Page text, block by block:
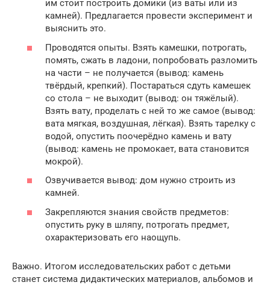
им стоит построить домики (из ваты или из
камней). Предлагается провести эксперимент и
выяснить это.
Проводятся опыты. Взять камешки, потрогать,
помять, сжать в ладони, попробовать разломить
на части – не получается (вывод: камень
твёрдый, крепкий). Постараться сдуть камешек
со стола – не выходит (вывод: он тяжёлый).
Взять вату, проделать с ней то же самое (вывод:
вата мягкая, воздушная, лёгкая). Взять тарелку с
водой, опустить поочерёдно камень и вату
(вывод: камень не промокает, вата становится
мокрой).
Озвучивается вывод: дом нужно строить из
камней.
Закрепляются знания свойств предметов:
опустить руку в шляпу, потрогать предмет,
охарактеризовать его наощупь.
Важно. Итогом исследовательских работ с детьми
станет система дидактических материалов, альбомов и